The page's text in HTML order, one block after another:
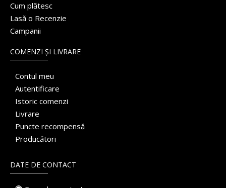
Cum plătesc
Lasă o Recenzie
Campanii
COMENZI ȘI LIVRARE
Contul meu
Autentificare
Istoric comenzi
Livrare
Puncte recompensă
Producători
DATE DE CONTACT